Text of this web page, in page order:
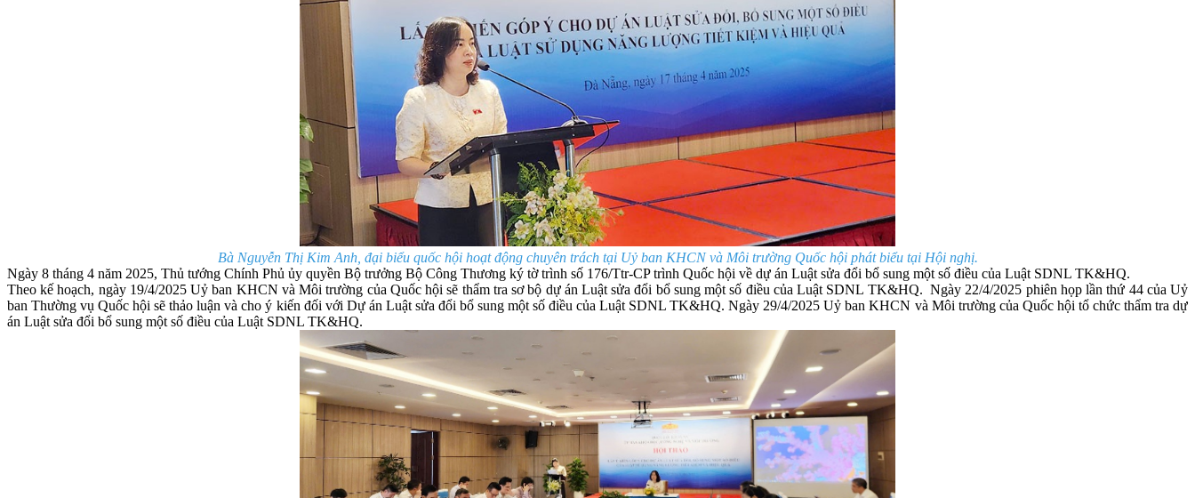
Bà Nguyễn Thị Kim Anh, đại biểu quốc hội hoạt động chuyên trách tại Uỷ ban KHCN và Môi trường Quốc hội phát biểu tại Hội nghị.
Ngày 8 tháng 4 năm 2025, Thủ tướng Chính Phủ ủy quyền Bộ trưởng Bộ Công Thương ký tờ trình số 176/Ttr-CP trình Quốc hội về dự án Luật sửa đổi bổ sung một số điều của Luật SDNL TK&HQ.
Theo kế hoạch, ngày 19/4/2025 Uỷ ban KHCN và Môi trường của Quốc hội sẽ thẩm tra sơ bộ dự án Luật sửa đổi bổ sung một số điều của Luật SDNL TK&HQ. Ngày 22/4/2025 phiên họp lần thứ 44 của Uỷ
ban Thường vụ Quốc hội sẽ thảo luận và cho ý kiến đối với Dự án Luật sửa đổi bổ sung một số điều của Luật SDNL TK&HQ. Ngày 29/4/2025 Uỷ ban KHCN và Môi trường của Quốc hội tổ chức thẩm tra dự
án Luật sửa đổi bổ sung một số điều của Luật SDNL TK&HQ.